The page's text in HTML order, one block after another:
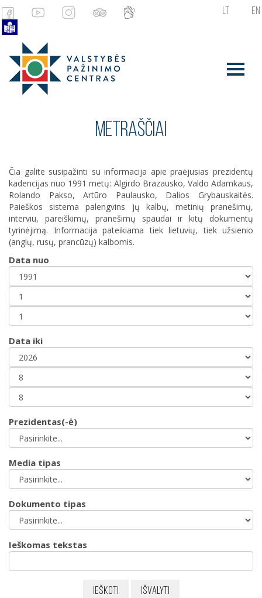
LT EN
METRAŠČIAI
Čia galite susipažinti su informacija apie praėjusias prezidentų
kadencijas nuo 1991 metų: Algirdo Brazausko, Valdo Adamkaus,
Rolando Pakso, Artūro Paulausko, Dalios Grybauskaitės.
Paieškos sistema palengvins jų kalbų, metinių pranešimų,
interviu, pareiškimų, pranešimų spaudai ir kitų dokumentų
tyrinėjimą. Informacija pateikiama tiek lietuvių, tiek užsienio
(anglų, rusų, prancūzų) kalbomis.
Data nuo
Data iki
Prezidentas(-ė)
Media tipas
Dokumento tipas
Ieškomas tekstas
Ieškoti Išvalyti